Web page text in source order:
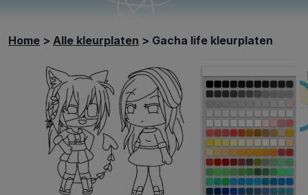
Home > Alle kleurplaten > Gacha life kleurplaten